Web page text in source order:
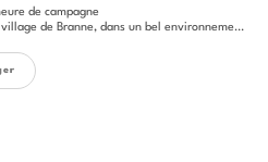
de campagne
un bel environnement, cette ancienne ferme en pierre et...